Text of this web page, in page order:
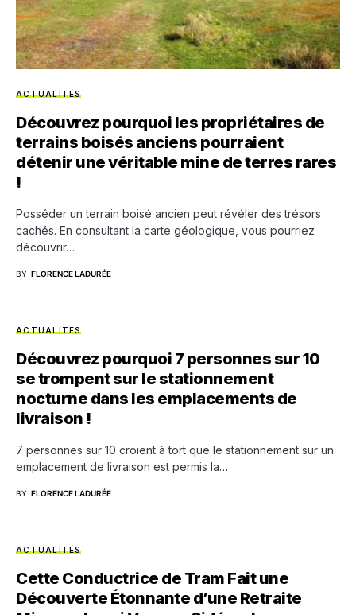
ACTUALITÉS
Découvrez pourquoi les propriétaires de
terrains boisés anciens pourraient
détenir une véritable mine de terres rares
!
Posséder un terrain boisé ancien peut révéler des trésors
cachés. En consultant la carte géologique, vous pourriez
découvrir…
BY FLORENCE LADURÉE
ACTUALITÉS
Découvrez pourquoi 7 personnes sur 10
se trompent sur le stationnement
nocturne dans les emplacements de
livraison !
7 personnes sur 10 croient à tort que le stationnement sur un
emplacement de livraison est permis la…
BY FLORENCE LADURÉE
ACTUALITÉS
Cette Conductrice de Tram Fait une
Découverte Étonnante d’une Retraite